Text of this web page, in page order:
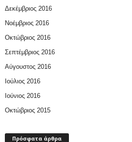
Δεκέμβριος 2016
Νοέμβριος 2016
Οκτώβριος 2016
Σεπτέμβριος 2016
Αύγουστος 2016
Ιούλιος 2016
Ιούνιος 2016
Οκτώβριος 2015
Πρόσφατα άρθρα